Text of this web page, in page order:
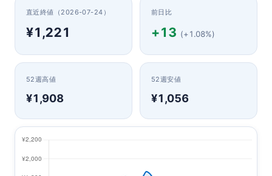
直近終値（2026-07-24）
¥1,221
前日比
+13 (+1.08%)
52週高値
¥1,908
52週安値
¥1,056